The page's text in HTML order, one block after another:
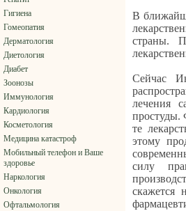
Гигиена
Гомеопатия
Дерматология
Диетология
Диабет
Зоонозы
Иммунология
Кардиология
Косметология
Медицина катастроф
Мобильный телефон и Ваше
здоровье
Наркология
Онкология
Офтальмология
В
страны.
Сейчас
лечения
простуды.
те
этому
силу
скажется